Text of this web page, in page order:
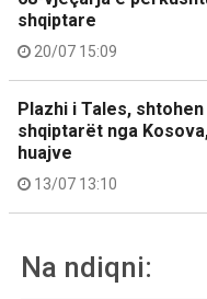
shqiptare
20/07 15:09
Plazhi i Tales,
shqiptarët nga
huajve
13/07 13:10
Na ndiqni: